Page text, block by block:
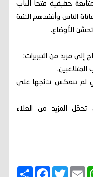
حقيقية فتحا الباب
الناس وأفقدهم الثقة
الأوضاع.
إلى مزيد من التبريرات:
لم تنعكس نتائجها على
المزيد من الغلاء
ا
F
T
E